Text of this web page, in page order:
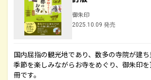
御朱印
2025.10.09 発売
国内屈指の観光地であり、数多の寺院が建ち
季節を楽しみながらお寺をめぐり、御朱印
冊です。